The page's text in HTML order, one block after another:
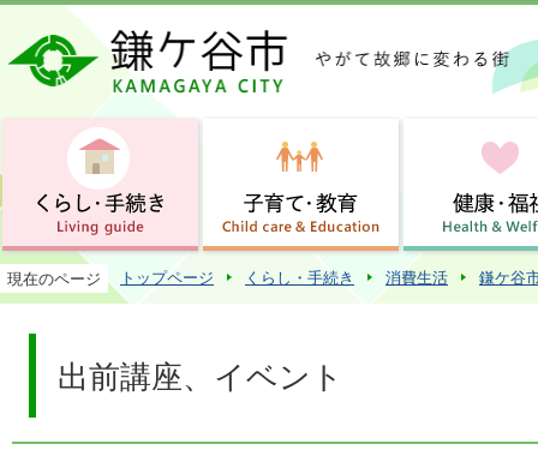
この
現在のページ トップページ くらし・手続き 消費生活 鎌ケ谷
出前講座、イベント